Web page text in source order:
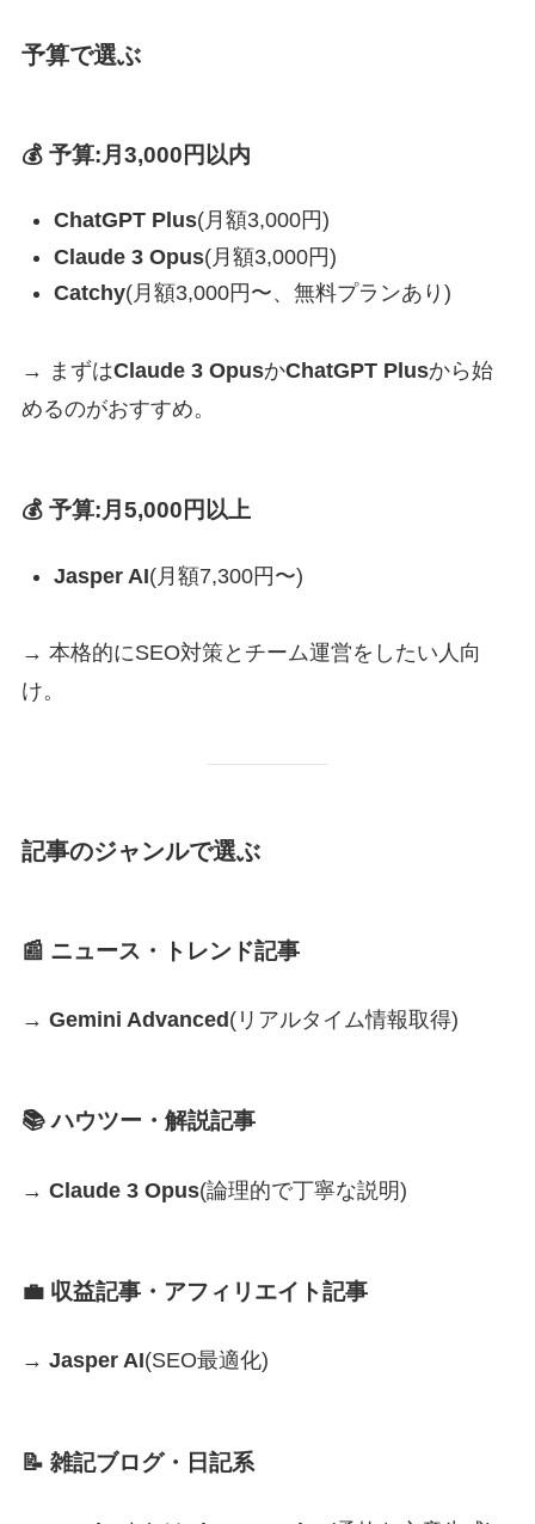
予算で選ぶ
💰 予算:月3,000円以内
ChatGPT Plus(月額3,000円)
Claude 3 Opus(月額3,000円)
Catchy(月額3,000円〜、無料プランあり)
→ まずはClaude 3 OpusかChatGPT Plusから始
めるのがおすすめ。
💰 予算:月5,000円以上
Jasper AI(月額7,300円〜)
→ 本格的にSEO対策とチーム運営をしたい人向
け。
記事のジャンルで選ぶ
📰 ニュース・トレンド記事
→ Gemini Advanced(リアルタイム情報取得)
📚 ハウツー・解説記事
→ Claude 3 Opus(論理的で丁寧な説明)
💼 収益記事・アフィリエイト記事
→ Jasper AI(SEO最適化)
📝 雑記ブログ・日記系